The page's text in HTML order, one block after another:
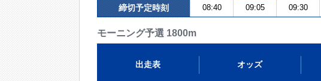
締切予定時刻 08:40 09:05 09:30
モーニング予選 1800m
出走表 オッズ